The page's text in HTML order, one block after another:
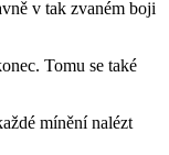
v tak zvaném boji
Tomu se také
mínění nalézt